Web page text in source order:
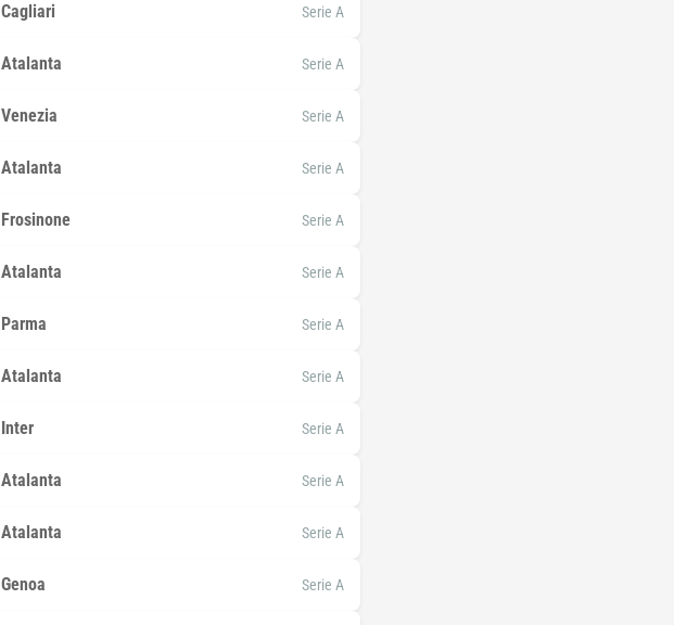
Cagliari Serie A
Atalanta Serie A
Venezia Serie A
Atalanta Serie A
Frosinone Serie A
Atalanta Serie A
Parma Serie A
Atalanta Serie A
Inter Serie A
Atalanta Serie A
Atalanta Serie A
Genoa Serie A